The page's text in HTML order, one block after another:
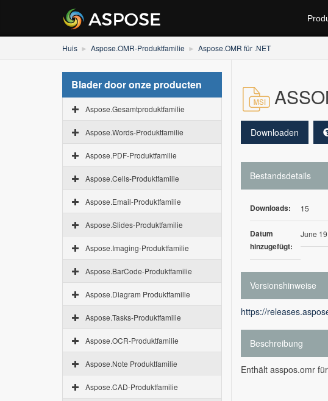
Huis Aspose.OMR-Produktfamilie Aspose.OMR für .NET
Blader door onze producten
Aspose.Gesamtproduktfamilie
Aspose.Words-Produktfamilie
Aspose.PDF-Produktfamilie
Aspose.Cells-Produktfamilie
Aspose.Email-Produktfamilie
Aspose.Slides-Produktfamilie
Aspose.Imaging-Produktfamilie
Aspose.BarCode-Produktfamilie
Aspose.Diagram Produktfamilie
Aspose.Tasks-Produktfamilie
Aspose.OCR-Produktfamilie
Aspose.Note Produktfamilie
Aspose.CAD-Produktfamilie
Downloaden
Bestandsdetails
Downloads: 15
Datum
hinzugefügt:
June
Versionshinweise
https://
Beschreibung
Enthält asspos.omr